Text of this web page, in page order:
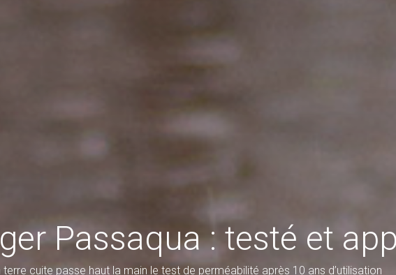
Passaqua : testé et
terre cuite passe haut la main le test de perméabilité après 10 ans d’utilisation